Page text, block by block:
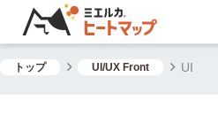
トップ UI/UX Front UI